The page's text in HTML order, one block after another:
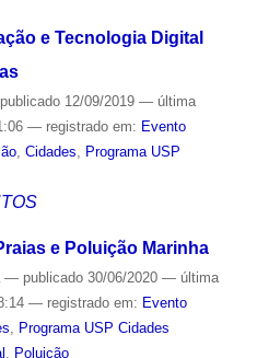
e Tecnologia Digital
publicado12/09/2019 — última
— registrado em: Evento
, Cidades
Programa USP
e Poluição Marinha
— publicado30/06/2020 — última
— registrado em: Evento
, Programa USP Cidades
, Poluição